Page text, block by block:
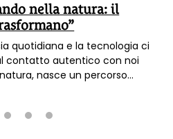
nella natura: il
Trasformano”
quotidiana e la tecnologia ci
contatto autentico con noi
nasce un percorso
questa connessione
Life Coach di Passi che
rigoglioso del Trentino,